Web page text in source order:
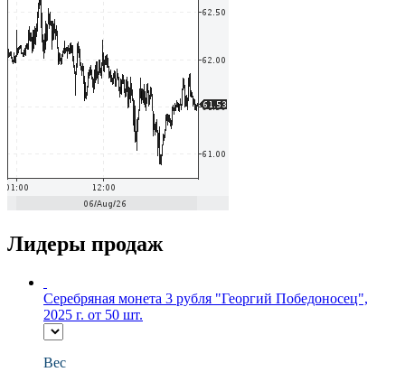
Лидеры продаж
Серебряная монета 3 рубля "Георгий Победоносец",
2025 г. от 50 шт.
Вес